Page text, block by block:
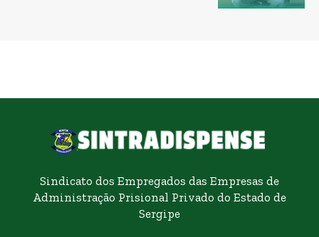
Sindicato dos Empregados das Empresas de
Administração Prisional Privado do Estado de
Sergipe